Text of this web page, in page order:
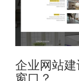
企业网站